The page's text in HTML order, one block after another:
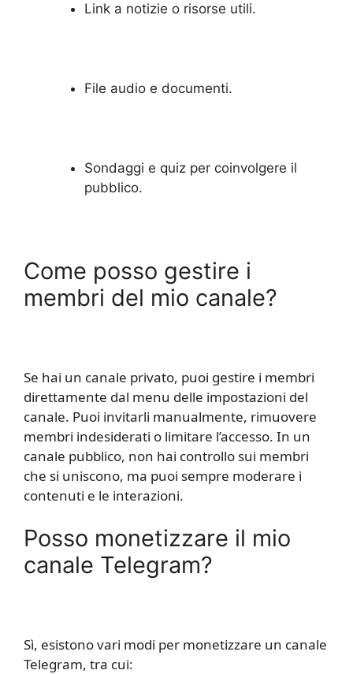
Link a notizie o risorse utili.
File audio e documenti.
Sondaggi e quiz per coinvolgere il
pubblico.
Come posso gestire i
membri del mio canale?
Se hai un canale privato, puoi gestire i membri
direttamente dal menu delle impostazioni del
canale. Puoi invitarli manualmente, rimuovere
membri indesiderati o limitare l’accesso. In un
canale pubblico, non hai controllo sui membri
che si uniscono, ma puoi sempre moderare i
contenuti e le interazioni.
Posso monetizzare il mio
canale Telegram?
Sì, esistono vari modi per monetizzare un canale
Telegram, tra cui: